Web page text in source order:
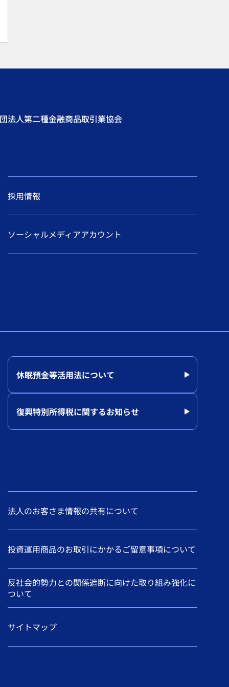
人第二種金融商品取引業協会
採用情報
ソーシャルメディアアカウント
休眠預金等活用法について
復興特別所得税に関するお知らせ
法人のお客さま情報の共有について
投資運用商品のお取引にかかるご留意事項について
反社会的勢力との関係遮断に向けた取り組み強化に
ついて
サイトマップ